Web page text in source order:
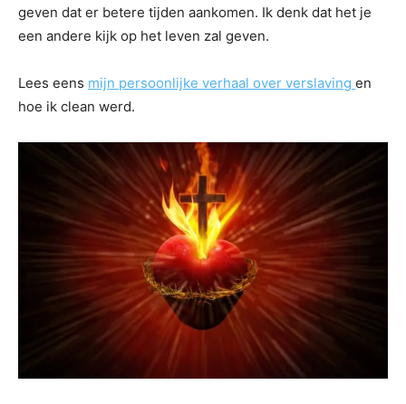
geven dat er betere tijden aankomen. Ik denk dat het je
een andere kijk op het leven zal geven.
Lees eens mijn persoonlijke verhaal over verslaving en
hoe ik clean werd.